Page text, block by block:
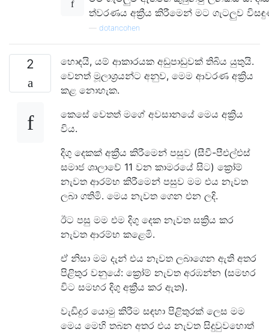
ත්වරණය අක්‍රීය කිරීමෙන් මට ගැටලුව
dotancohen
2
හොඳයි, යම් ආකාරයක අඩුපාඩුවක් තිබිය යුතුයි.
වෙනත් මූලාශ්‍රයන්ට අනුව, මෙම ආවරණ අක්‍රිය
කළ නොහැක.
කෙසේ වෙතත් මගේ අවසානයේ මෙය අක්‍රිය
විය.
දිගු දෙකක් අක්‍රීය කිරීමෙන් පසුව (සීවී-පීඑල්එස්
සමාජ ශාලාවේ 11 වන කාමරයේ සිට) ක්‍රෝම්
නැවත ආරම්භ කිරීමෙන් පසුව මම එය නැවත
ලබා ගතිමි. මෙය නැවත ගෙන එන ලදි.
ඊට පසු මම එම දිගු දෙක නැවත සක්‍රිය කර
නැවත ආරම්භ කළෙමි.
ඒ නිසා මම දැන් එය නැවත ලබාගෙන ඇති අතර
පිළිතුර වනුයේ: ක්‍රෝම් නැවත අරඹන්න (සමහර
විට සමහර දිගු අක්‍රීය කර ඇත).
වැඩිදුර යොමු කිරීම සඳහා පිළිතුරක් ලෙස මම
මෙය මෙහි තබන අතර එය නැවත සිදුවුවහොත්